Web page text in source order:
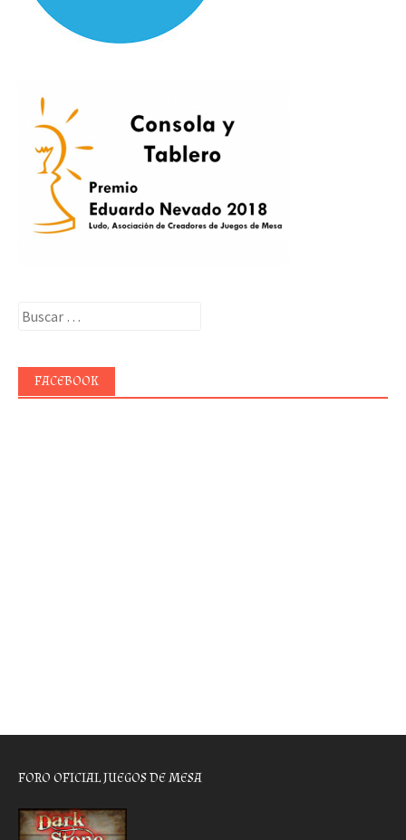
Buscar:
FACEBOOK
FORO OFICIAL JUEGOS DE MESA